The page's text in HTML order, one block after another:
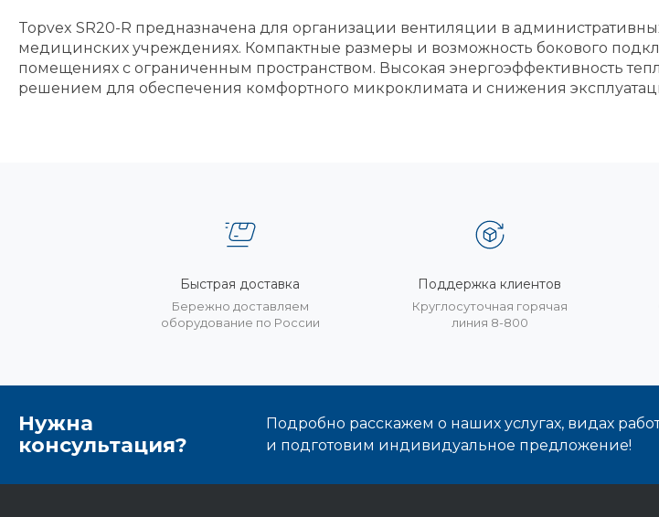
Topvex SR20-R предназначена для организации вентиляции в
медицинских учреждениях. Компактные размеры и возможность бокового
помещениях с ограниченным пространством. Высокая энергоэффективность
решением для обеспечения комфортного микроклимата и снижения
Быстрая доставка
Бережно доставляем
оборудование по России
Поддержка клиентов
Круглосуточная горячая
линия 8-800
Нужна
консультация?
Подробно расскажем о наших услугах, видах
и подготовим индивидуальное предложение!